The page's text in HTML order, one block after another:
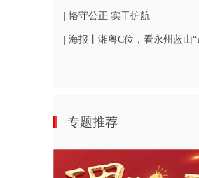
| 恪守公正 实干护航
| 海报丨湘粤C位，看永州蓝山“
专题推荐